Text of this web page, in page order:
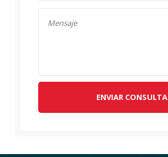
ENVIAR CONSULTA